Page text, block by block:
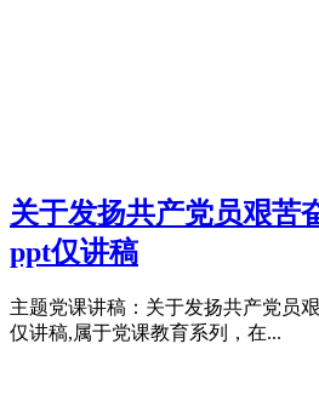
关于发扬共产党员艰苦
ppt仅讲稿
主题党课讲稿：关于发扬共产党员
仅讲稿,属于党课教育系列，在...